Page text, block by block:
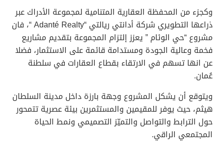
وكجزء من المحفظة العقارية المتنامية لمجموعة الأدراك عبر
ذراعها التطويري شركة أدانتي ريالتي “Adanté Realty “، فان
مشروع “حي الوئام ” يعزز إلتزام المجموعة بتقديم مشاريع
فخمة وعالية الجودة ومستدامة قائمة على الاستثمار، فضلا
عن انها تسهم في الارتقاء بقطاع العقارات في سلطنة
عُمان.
ويتوقع أن يشكل المشروع وجهة بارزة داخل مدينة السلطان
هيثم، حيث يوفر للمقيمين والمستثمرين بيئة عصرية تتمحور
حول الترابط والتواصل والتميّز التصميمي ونمط الحياة
المجتمعي الراقي.